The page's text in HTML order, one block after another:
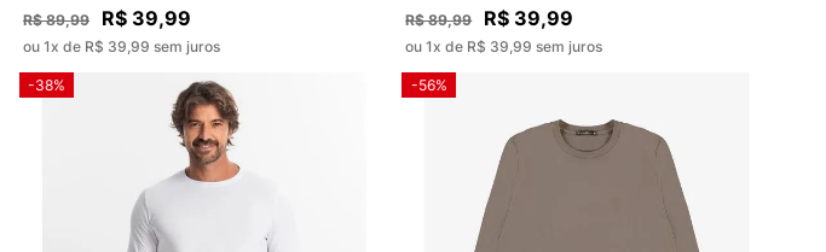
R$ 89,99 R$ 39,99
ou 1x de R$ 39,99 sem juros
R$ 89,99 R$ 39,99
ou 1x de R$ 39,99 sem juros
-38% -56%